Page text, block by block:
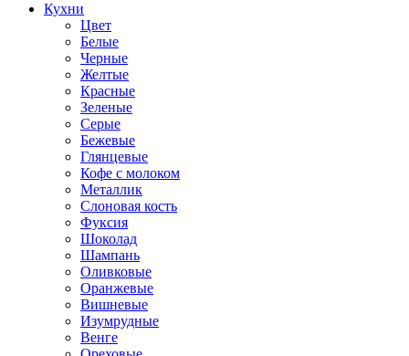
Кухни
Цвет
Белые
Черные
Желтые
Красные
Зеленые
Серые
Бежевые
Глянцевые
Кофе с молоком
Металлик
Слоновая кость
Фуксия
Шоколад
Шампань
Оливковые
Оранжевые
Вишневые
Изумрудные
Венге